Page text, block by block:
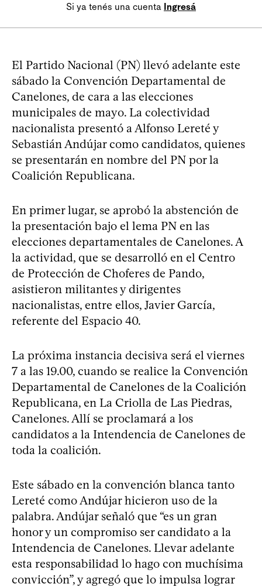
Si ya tenés una cuenta Ingresá
El Partido Nacional (PN) llevó adelante este
sábado la Convención Departamental de
Canelones, de cara a las elecciones
municipales de mayo. La colectividad
nacionalista presentó a Alfonso Lereté y
Sebastián Andújar como candidatos, quienes
se presentarán en nombre del PN por la
Coalición Republicana.
En primer lugar, se aprobó la abstención de
la presentación bajo el lema PN en las
elecciones departamentales de Canelones. A
la actividad, que se desarrolló en el Centro
de Protección de Choferes de Pando,
asistieron militantes y dirigentes
nacionalistas, entre ellos, Javier García,
referente del Espacio 40.
La próxima instancia decisiva será el viernes
7 a las 19.00, cuando se realice la Convención
Departamental de Canelones de la Coalición
Republicana, en La Criolla de Las Piedras,
Canelones. Allí se proclamará a los
candidatos a la Intendencia de Canelones de
toda la coalición.
Este sábado en la convención blanca tanto
Lereté como Andújar hicieron uso de la
palabra. Andújar señaló que “es un gran
honor y un compromiso ser candidato a la
Intendencia de Canelones. Llevar adelante
esta responsabilidad lo hago con muchísima
convicción”, y agregó que lo impulsa lograr